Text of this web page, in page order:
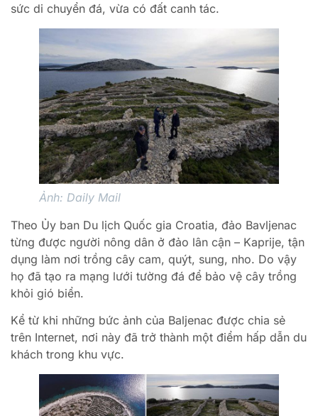
sức di chuyển đá, vừa có đất canh tác.
Ảnh: Daily Mail
Theo Ủy ban Du lịch Quốc gia Croatia, đảo Bavljenac
từng được người nông dân ở đảo lân cận – Kaprije, tận
dụng làm nơi trồng cây cam, quýt, sung, nho. Do vậy
họ đã tạo ra mạng lưới tường đá để bảo vệ cây trồng
khỏi gió biển.
Kể từ khi những bức ảnh của Baljenac được chia sẻ
trên Internet, nơi này đã trở thành một điểm hấp dẫn du
khách trong khu vực.